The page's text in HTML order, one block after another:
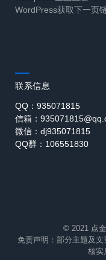
WordPress获取下一页
联系信息
QQ：935071815
信箱：
微信：dj935071815
QQ群：106551830
© 2021 点
免责声明：部分主题及文
核实